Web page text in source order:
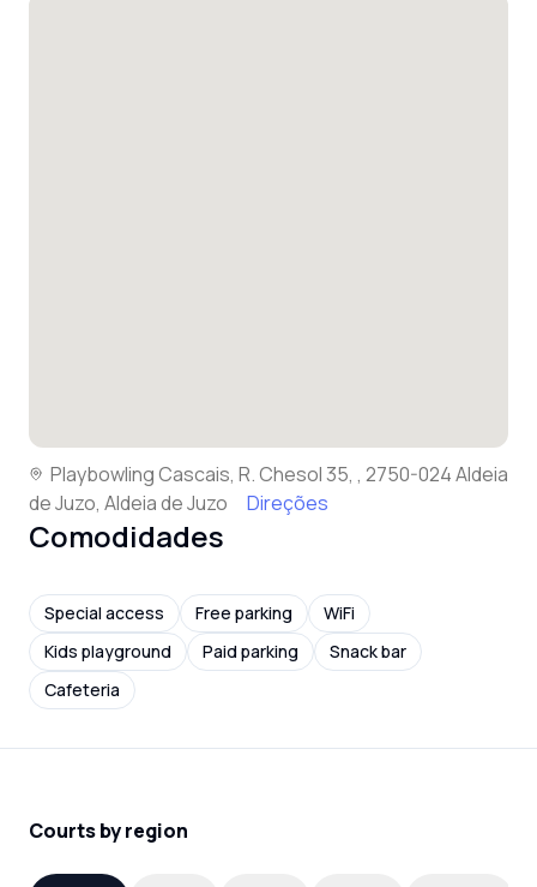
Playbowling Cascais, R. Chesol 35, , 2750-024 Aldeia
de Juzo, Aldeia de Juzo
Direções
Comodidades
Special access Free parking
WiFi
Kids playground
Paid parking
Snack bar
Cafeteria
Courts by region